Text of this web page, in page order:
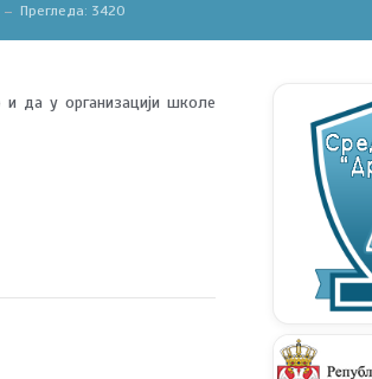
Прегледа: 3420
да у организацији школе